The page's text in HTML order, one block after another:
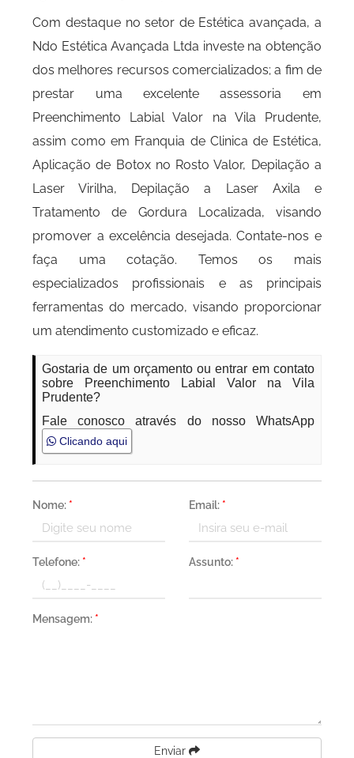
Com destaque no setor de Estética avançada, a
Ndo Estética Avançada Ltda investe na obtenção
dos melhores recursos comercializados; a fim de
prestar uma excelente assessoria em
Preenchimento Labial Valor na Vila Prudente,
assim como em Franquia de Clinica de Estética,
Aplicação de Botox no Rosto Valor, Depilação a
Laser Virilha, Depilação a Laser Axila e
Tratamento de Gordura Localizada, visando
promover a excelência desejada. Contate-nos e
faça uma cotação. Temos os mais
especializados profissionais e as principais
ferramentas do mercado, visando proporcionar
um atendimento customizado e eficaz.
Gostaria de um orçamento ou entrar em contato
sobre Preenchimento Labial Valor na Vila
Prudente?
Fale conosco através do nosso WhatsApp
Clicando aqui
Nome: * Email: *
Telefone: * Assunto: *
Mensagem: *
Enviar